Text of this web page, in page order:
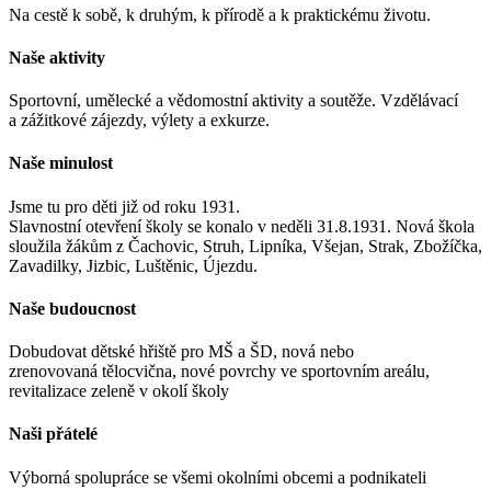
Na cestě k sobě, k druhým, k přírodě a k praktickému životu.
Naše aktivity
Sportovní, umělecké a vědomostní aktivity a soutěže. Vzdělávací
a zážitkové zájezdy, výlety a exkurze.
Naše minulost
Jsme tu pro děti již od roku 1931.
Slavnostní otevření školy se konalo v neděli 31.8.1931. Nová škola
sloužila žákům z Čachovic, Struh, Lipníka, Všejan, Strak, Zbožíčka,
Zavadilky, Jizbic, Luštěnic, Újezdu.
Naše budoucnost
Dobudovat dětské hřiště pro MŠ a ŠD, nová nebo
zrenovovaná tělocvična, nové povrchy ve sportovním areálu,
revitalizace zeleně v okolí školy
Naši přátelé
Výborná spolupráce se všemi okolními obcemi a podnikateli